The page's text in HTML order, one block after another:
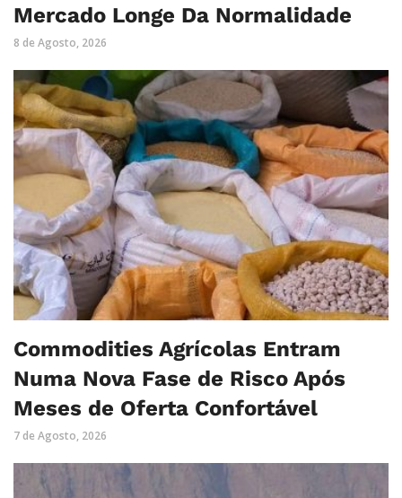
Mercado Longe Da Normalidade
8 de Agosto, 2026
Commodities Agrícolas Entram
Numa Nova Fase de Risco Após
Meses de Oferta Confortável
7 de Agosto, 2026